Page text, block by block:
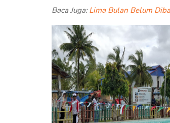
Baca Juga:Lima Bulan Belum